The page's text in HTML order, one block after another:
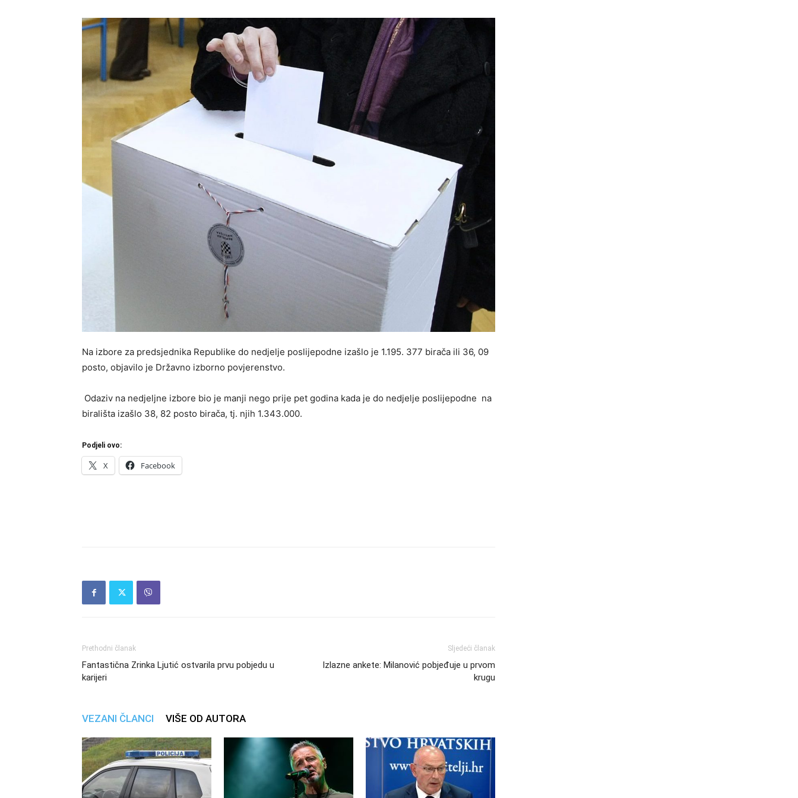
Na izbore za predsjednika Republike do nedjelje poslijepodne izašlo je 1.195. 377 birača ili 36, 09
posto, objavilo je Državno izborno povjerenstvo.
Odaziv na nedjeljne izbore bio je manji nego prije pet godina kada je do nedjelje poslijepodne na
birališta izašlo 38, 82 posto birača, tj. njih 1.343.000.
Podjeli ovo:
X Facebook
Prethodni članak
Fantastična Zrinka Ljutić ostvarila prvu pobjedu u
karijeri
Sljedeći članak
Izlazne ankete: Milanović pobjeđuje u prvom
krugu
VEZANI ČLANCI VIŠE OD AUTORA